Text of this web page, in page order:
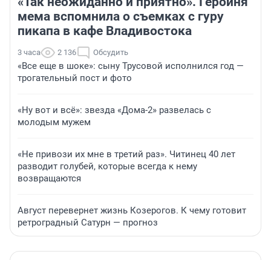
мема вспомнила о съемках с гуру
пикапа в кафе Владивостока
3 часа 2 136 Обсудить
«Все еще в шоке»: сыну Трусовой исполнился год —
трогательный пост и фото
«Ну вот и всё»: звезда «Дома-2» развелась с
молодым мужем
«Не привози их мне в третий раз». Читинец 40 лет
разводит голубей, которые всегда к нему
возвращаются
Август перевернет жизнь Козерогов. К чему готовит
ретроградный Сатурн — прогноз